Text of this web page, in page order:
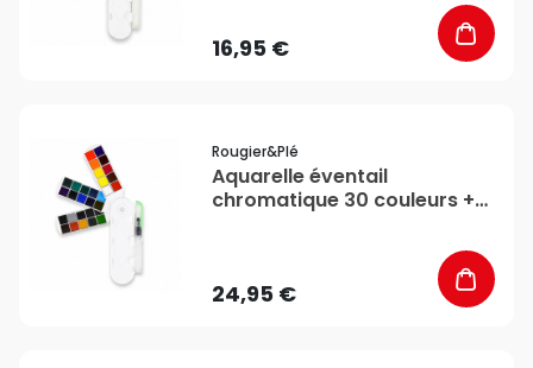
16,95 €
Rougier&plé
Aquarelle éventail
chromatique 30 couleurs +
24,95 €